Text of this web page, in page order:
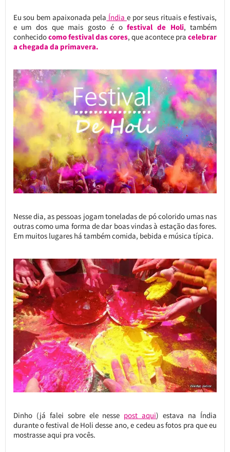
Eu sou bem apaixonada pela Índia e por seus rituais e festivais,
e um dos que mais gosto é ofestival de Holi, também
conhecidocomo festival das cores, que acontece pracelebrar
a chegada da primavera.
Nesse dia, as pessoas jogam toneladas de pó colorido umas nas
outras como uma forma de dar boas vindas à estação das fores.
Em muitos lugares há também comida, bebida e música típica.
Dinho (já falei sobre ele nesse post aqui) estava na Índia
durante o festival de Holi desse ano, e cedeu as fotos pra que eu
mostrasse aqui pra vocês.